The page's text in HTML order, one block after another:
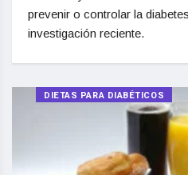
prevenir o controlar la
investigación reciente.
DIETAS PARA DIABÉTICOS